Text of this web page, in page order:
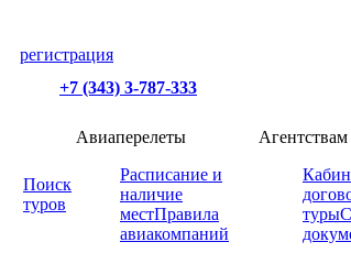
регистрация
+7 (343) 3-787-333
Поиск
туров
Авиаперелеты
Расписание и
наличие
местПравила
авиакомпаний
Агентствам
туры